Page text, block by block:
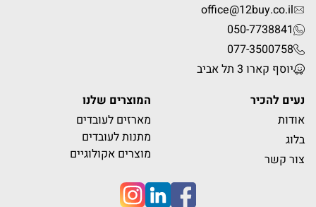
office@12buy.co.il
050-7738841
077-3500758
יוסף קארו 3 תל אביב
נעים להכיר
אודות
בלוג
צור קשר
המוצרים שלנו
מארזים לעובדים
מתנות לעובדים
מוצרים אקולוגיים